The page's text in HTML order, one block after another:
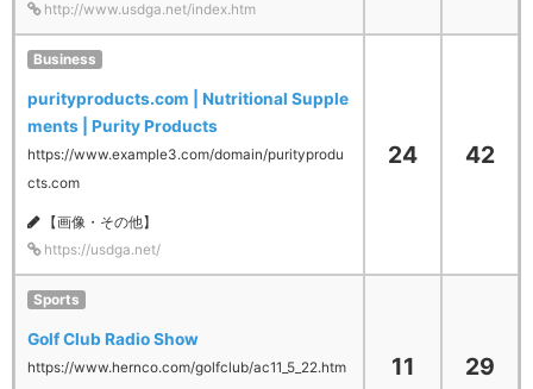
http://www.usdga.net/index.htm
Business
purityproducts.com | Nutritional Supple
ments | Purity Products
https://www.example3.com/domain/purityprodu
cts.com
【画像・その他】
https://usdga.net/
24 42
Sports
Golf Club Radio Show
https://www.hernco.com/golfclub/ac11_5_22.htm 11 29